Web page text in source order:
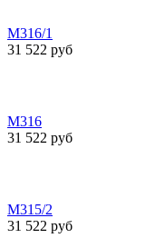
М316/1
31 522 руб
М316
31 522 руб
М315/2
31 522 руб